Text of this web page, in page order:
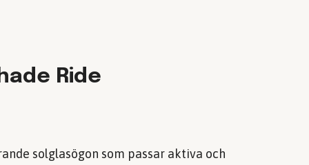
Ride
solglasögon som passar aktiva och